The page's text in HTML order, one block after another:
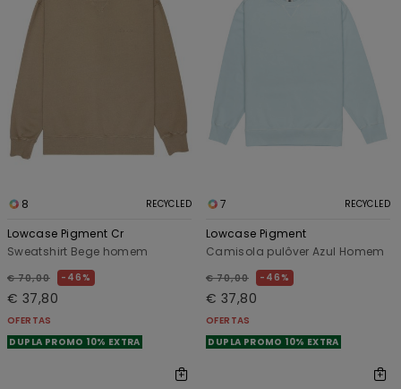
8 RECYCLED
Lowcase Pigment Cr
Sweatshirt Bege homem
€ 70,00 46%
€ 37,80
OFERTAS
DUPLA PROMO 10% EXTRA
7 RECYCLED
Lowcase Pigment
Camisola pulôver Azul Homem
€ 70,00 46%
€ 37,80
OFERTAS
DUPLA PROMO 10% EXTRA